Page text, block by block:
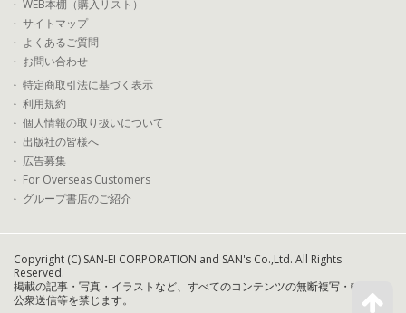
WEB本棚（購入リスト）
サイトマップ
よくあるご質問
お問い合わせ
特定商取引法に基づく表示
利用規約
個人情報の取り扱いについて
出版社の皆様へ
広告募集
For Overseas Customers
グループ書店のご紹介
Copyright (C) SAN-EI CORPORATION and SAN's Co.,Ltd. All Rights
Reserved.
掲載の記事・写真・イラストなど、すべてのコンテンツの無断複写・転載・
公衆送信等を禁じます。